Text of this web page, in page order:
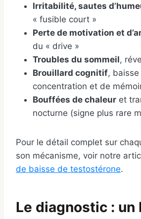
Irritabilité, sautes
« fusible court »
Perte de motivation et
du « drive »
Troubles du sommeil,
Brouillard cognitif, baisse
concentration et de
Bouffées de chaleur et
nocturne (signe plus rare
Pour le détail complet sur
son mécanisme, voir notre
de baisse de testostérone.
Le diagnostic : un